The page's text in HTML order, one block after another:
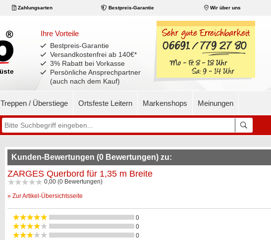
Zahlungsarten Bestpreis-Garantie Wir über uns
Ihre Vorteile
Bestpreis-Garantie
Versandkostenfrei ab 140€*
3% Rabatt bei Vorkasse
Persönliche Ansprechpartner
(auch nach dem Kauf)
Treppen / Überstiege Ortsfeste Leitern Markenshops Meinungen
Kunden-Bewertungen (0 Bewertungen) zu:
ZARGES Querbord für 1,35 m Breite
0,00 (0 Bewertungen)
» Zur Artikel-Übersichtsseite
0
0
0